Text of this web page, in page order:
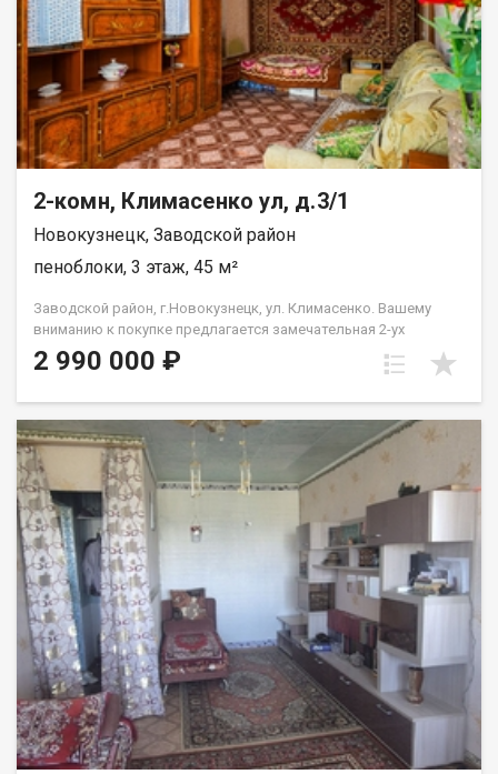
2-комн, Климасенко ул, д.3/1
Новокузнецк, Заводской район
пеноблоки, 3 этаж, 45 м²
Заводской район, г.Новокузнецк, ул. Климасенко. Вашему
вниманию к покупке предлагается замечательная 2-ух
комнатная квартира в Заводском р-не. Особенностью данной
квартиры является раздельная планировка, но не
ровные и не скрипят, окна ПВХ, электрика заменена на
медную, сан.техника в достойном состоянии, С.У сомещенный
и выложен кафелем, на кухне фартук из плитки и имеется
большой зимний холодильник, сама кухня вместительная и
просторная. По левую сторону от входа спальня типа
вагончик, по правую зал с балконом. Квартира чистая, теплая
и с благоприятной энергетикой, расположена на комфортном
3-ем этаже пятиэтажного дома, построенного в 1967 из
крупных блоков. В шаговой доступности Детский сад №59
(103 м.), Детский сад №177 (254 м.), Детский сад №64 (423 м.),
Детский сад №137 (458 м.), Средняя общеобразовательная
школа №93 (356 м.). Во дворе имеется парковка, на которой
всегда найдётся место для вашего автомобиля. Очень
удачное расположения дома, хорошая транспортная
развилка с доступом к нижней и верхней части Заводского
района. Жилфонд является официальным партнером ведущих
2 990 000 ₽